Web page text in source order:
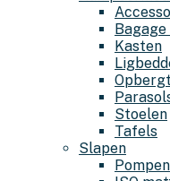
Kasten
Stoelen
Tafels
Slapen
Pompen